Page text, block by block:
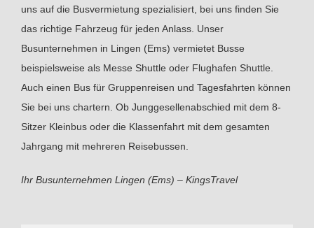
uns auf die Busvermietung spezialisiert, bei uns finden Sie
das richtige Fahrzeug für jeden Anlass. Unser
Busunternehmen in Lingen (Ems) vermietet Busse
beispielsweise als Messe Shuttle oder Flughafen Shuttle.
Auch einen Bus für Gruppenreisen und Tagesfahrten können
Sie bei uns chartern. Ob Junggesellenabschied mit dem 8-
Sitzer Kleinbus oder die Klassenfahrt mit dem gesamten
Jahrgang mit mehreren Reisebussen.
Ihr Busunternehmen Lingen (Ems) – KingsTravel